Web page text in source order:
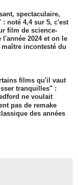
spectaculaire,
: noté 4,4 sur 5, c'est
film de science-
2024 et on le
incontesté du
films qu'il vaut
tranquilles" :
ne voulait
pas de remake
des années